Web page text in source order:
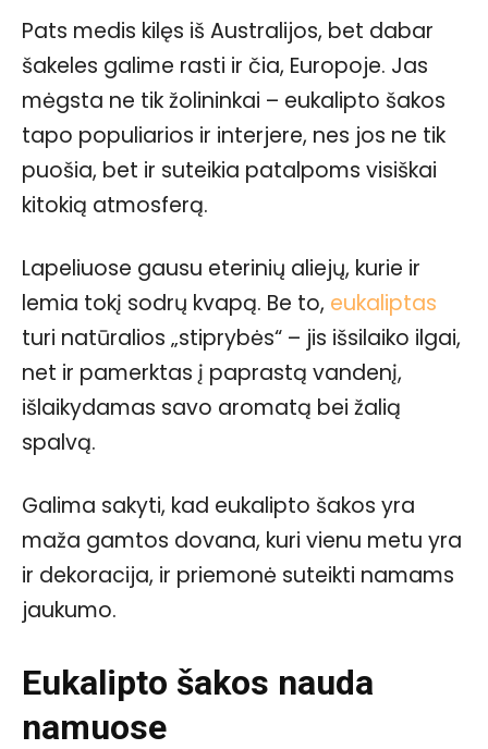
Pats medis kilęs iš Australijos, bet dabar
šakeles galime rasti ir čia, Europoje. Jas
mėgsta ne tik žolininkai – eukalipto šakos
tapo populiarios ir interjere, nes jos ne tik
puošia, bet ir suteikia patalpoms visiškai
kitokią atmosferą.
Lapeliuose gausu eterinių aliejų, kurie ir
lemia tokį sodrų kvapą. Be to, eukaliptas
turi natūralios „stiprybės“ – jis išsilaiko ilgai,
net ir pamerktas į paprastą vandenį,
išlaikydamas savo aromatą bei žalią
spalvą.
Galima sakyti, kad eukalipto šakos yra
maža gamtos dovana, kuri vienu metu yra
ir dekoracija, ir priemonė suteikti namams
jaukumo.
Eukalipto šakos nauda
namuose